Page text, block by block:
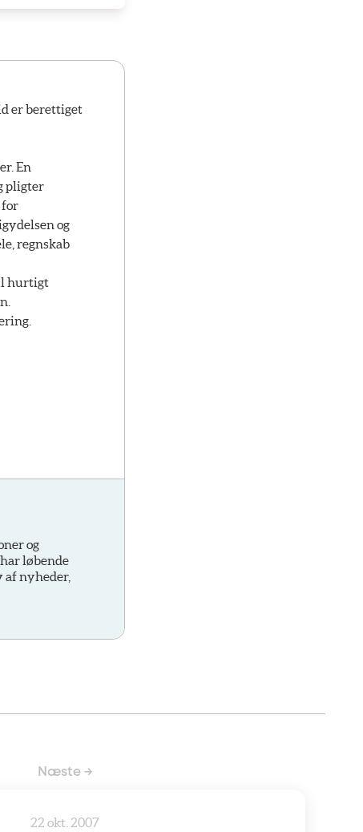
er berettiget
En
pligter
for
og
regnskab
hurtigt
og
løbende
af nyheder,
Næste →
22 okt. 2007